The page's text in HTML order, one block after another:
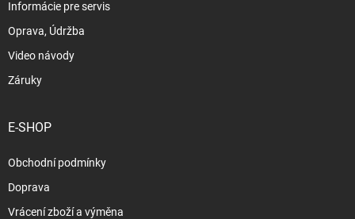
Informácie pre servis
Oprava, Údržba
Video návody
Záruky
E-SHOP
Obchodní podmínky
Doprava
Vrácení zboží a výměna